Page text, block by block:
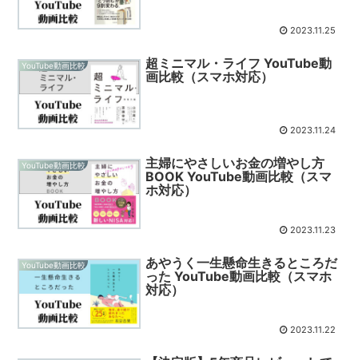
2023.11.25
YouTube動画比較
超ミニマル・ライフ YouTube動
画比較（スマホ対応）
2023.11.24
YouTube動画比較
主婦にやさしいお金の増やし方
BOOK YouTube動画比較（スマ
ホ対応）
2023.11.23
YouTube動画比較
あやうく一生懸命生きるところだ
った YouTube動画比較（スマホ
対応）
2023.11.22